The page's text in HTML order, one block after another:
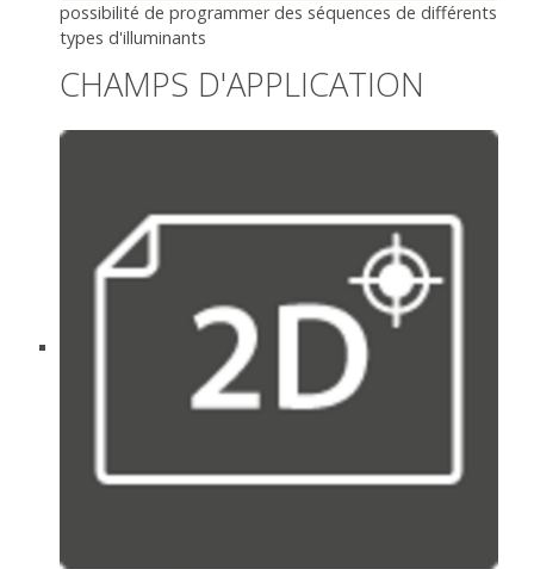
possibilité de programmer des séquences de différents
types d'illuminants
CHAMPS D'APPLICATION